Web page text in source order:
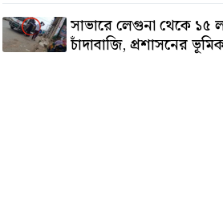
সাভারে লেগুনা থেকে ১৫
চাঁদাবাজি, প্রশাসনের